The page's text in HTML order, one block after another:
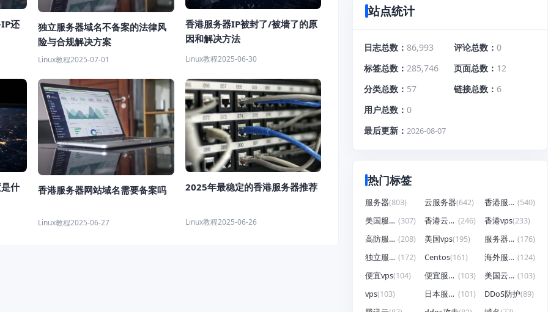
还
独立服务器域名不备案的法律风
险与合规解决方案
Linux教程2025-07-01
香港服务器IP被封了/被墙了的原
因和解决方法
Linux教程2025-06-30
什 香港服务器网站域名需要备案吗
Linux教程2025-06-27
2025年最稳定的香港服务器推荐
Linux教程2025-06-26
站点统计
日志总数 86,993 评论总数
0
标签总数
285,746 页面总数
12
分类总数
57 链接总数
6
用户总数
0
最后更新
2026-08-07
热门标签
服务器(803) 云服务器(642) 香港服务器 (540)
美国服务器 (307) 香港云服务器 (246) 香港vps(233)
高防服务器 (208) 美国vps(195) 服务器租用 (176)
独立服务器 (172) Centos(161) 海外服务器 (124)
便宜vps(104) 便宜服务器 (103) 美国云服务器 (103)
vps(103) 日本服务器 (101) DDoS防护(89)